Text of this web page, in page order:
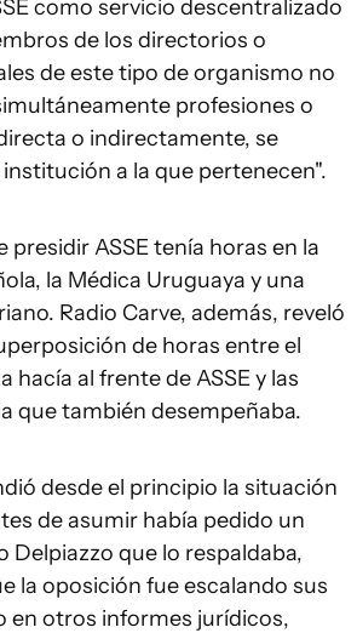
como servicio descentralizado
de los directorios o
de este tipo de organismo no
profesiones o
o indirectamente, se
a la que pertenecen".
presidir ASSE tenía horas en la
la Médica Uruguaya y una
Radio Carve, además, reveló
de horas entre el
hacía al frente de ASSE y las
que también desempeñaba.
desde el principio la situación
de asumir había pedido un
Delpiazzo que lo respaldaba,
la oposición fue escalando sus
en otros informes jurídicos,